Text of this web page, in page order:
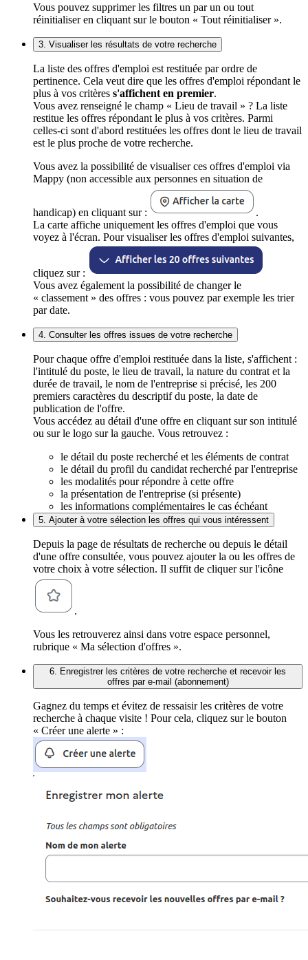
Vous pouvez supprimer les filtres un par un ou tout
réinitialiser en cliquant sur le bouton « Tout réinitialiser ».
3. Visualiser les résultats de votre recherche
La liste des offres d'emploi est restituée par ordre de
pertinence. Cela veut dire que les offres d'emploi répondant le
plus à vos critères s'affichent en premier.
Vous avez renseigné le champ « Lieu de travail » ? La liste
restitue les offres répondant le plus à vos critères. Parmi
celles-ci sont d'abord restituées les offres dont le lieu de travail
est le plus proche de votre recherche.
Vous avez la possibilité de visualiser ces offres d'emploi via
Mappy (non accessible aux personnes en situation de
handicap) en cliquant sur :
.
La carte affiche uniquement les offres d'emploi que vous
voyez à l'écran. Pour visualiser les offres d'emploi suivantes,
cliquez sur :
Vous avez également la possibilité de changer le
« classement » des offres : vous pouvez par exemple les trier
par date.
4. Consulter les offres issues de votre recherche
Pour chaque offre d'emploi restituée dans la liste, s'affichent :
l'intitulé du poste, le lieu de travail, la nature du contrat et la
durée de travail, le nom de l'entreprise si précisé, les 200
premiers caractères du descriptif du poste, la date de
publication de l'offre.
Vous accédez au détail d'une offre en cliquant sur son intitulé
ou sur le logo sur la gauche. Vous retrouvez :
le détail du poste recherché et les éléments de contrat
le détail du profil du candidat recherché par l'entreprise
les modalités pour répondre à cette offre
la présentation de l'entreprise (si présente)
les informations complémentaires le cas échéant
5. Ajouter à votre sélection les offres qui vous intéressent
Depuis la page de résultats de recherche ou depuis le détail
d'une offre consultée, vous pouvez ajouter la ou les offres de
votre choix à votre sélection. Il suffit de cliquer sur l'icône
.
Vous les retrouverez ainsi dans votre espace personnel,
rubrique « Ma sélection d'offres ».
6. Enregistrer les critères de votre recherche et recevoir les
offres par e-mail (abonnement)
Gagnez du temps et évitez de ressaisir les critères de votre
recherche à chaque visite ! Pour cela, cliquez sur le bouton
« Créer une alerte » :